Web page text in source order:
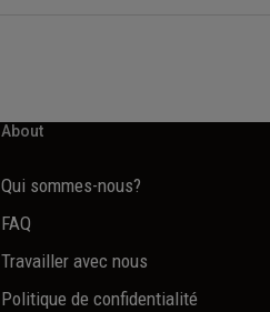
About
Qui sommes-nous?
FAQ
Travailler avec nous
Politique de confidentialité